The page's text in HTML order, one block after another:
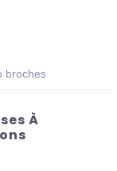
broches
À